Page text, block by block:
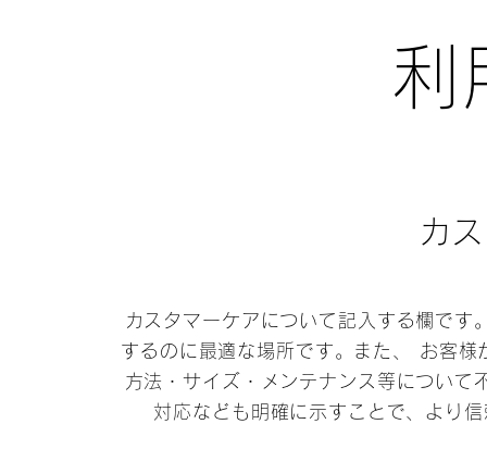
利
カ
カスタマーケアについて記入する欄です
するのに最適な場所です。また、 お客
方法・サイズ・メンテナンス等について
対応なども明確に示すことで、より